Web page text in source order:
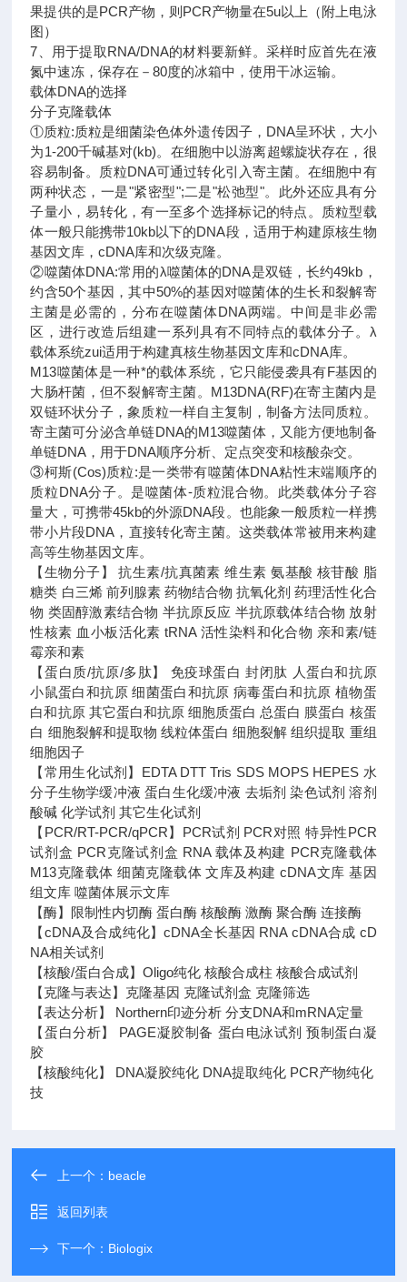
果提供的是PCR产物，则PCR产物量在5u以上（附上电泳
图）
7、用于提取RNA/DNA的材料要新鲜。采样时应首先在液
氮中速冻，保存在－80度的冰箱中，使用干冰运输。
载体DNA的选择
分子克隆载体
①质粒:质粒是细菌染色体外遗传因子，DNA呈环状，大小
为1-200千碱基对(kb)。在细胞中以游离超螺旋状存在，很
容易制备。质粒DNA可通过转化引入寄主菌。在细胞中有
两种状态，一是"紧密型";二是"松弛型"。此外还应具有分
子量小，易转化，有一至多个选择标记的特点。质粒型载
体一般只能携带10kb以下的DNA段，适用于构建原核生物
基因文库，cDNA库和次级克隆。
②噬菌体DNA:常用的λ噬菌体的DNA是双链，长约49kb，
约含50个基因，其中50%的基因对噬菌体的生长和裂解寄
主菌是必需的，分布在噬菌体DNA两端。中间是非必需
区，进行改造后组建一系列具有不同特点的载体分子。λ
载体系统zui适用于构建真核生物基因文库和cDNA库。
M13噬菌体是一种*的载体系统，它只能侵袭具有F基因的
大肠杆菌，但不裂解寄主菌。M13DNA(RF)在寄主菌内是
双链环状分子，象质粒一样自主复制，制备方法同质粒。
寄主菌可分泌含单链DNA的M13噬菌体，又能方便地制备
单链DNA，用于DNA顺序分析、定点突变和核酸杂交。
③柯斯(Cos)质粒:是一类带有噬菌体DNA粘性末端顺序的
质粒DNA分子。是噬菌体-质粒混合物。此类载体分子容
量大，可携带45kb的外源DNA段。也能象一般质粒一样携
带小片段DNA，直接转化寄主菌。这类载体常被用来构建
高等生物基因文库。
【生物分子】 抗生素/抗真菌素 维生素 氨基酸 核苷酸 脂
糖类 白三烯 前列腺素 药物结合物 抗氧化剂 药理活性化合
物 类固醇激素结合物 半抗原反应 半抗原载体结合物 放射
性核素 血小板活化素 tRNA 活性染料和化合物 亲和素/链
霉亲和素
【蛋白质/抗原/多肽】 免疫球蛋白 封闭肽 人蛋白和抗原
小鼠蛋白和抗原 细菌蛋白和抗原 病毒蛋白和抗原 植物蛋
白和抗原 其它蛋白和抗原 细胞质蛋白 总蛋白 膜蛋白 核蛋
白 细胞裂解和提取物 线粒体蛋白 细胞裂解 组织提取 重组
细胞因子
【常用生化试剂】EDTA DTT Tris SDS MOPS HEPES 水
分子生物学缓冲液 蛋白生化缓冲液 去垢剂 染色试剂 溶剂
酸碱 化学试剂 其它生化试剂
【PCR/RT-PCR/qPCR】PCR试剂 PCR对照 特异性PCR
试剂盒 PCR克隆试剂盒 RNA 载体及构建 PCR克隆载体
M13克隆载体 细菌克隆载体 文库及构建 cDNA文库 基因
组文库 噬菌体展示文库
【酶】限制性内切酶 蛋白酶 核酸酶 激酶 聚合酶 连接酶
【cDNA及合成纯化】cDNA全长基因 RNA cDNA合成 cD
NA相关试剂
【核酸/蛋白合成】Oligo纯化 核酸合成柱 核酸合成试剂
【克隆与表达】克隆基因 克隆试剂盒 克隆筛选
【表达分析】 Northern印迹分析 分支DNA和mRNA定量
【蛋白分析】 PAGE凝胶制备 蛋白电泳试剂 预制蛋白凝
胶
【核酸纯化】 DNA凝胶纯化 DNA提取纯化 PCR产物纯化
技
上一个： beacle
返回列表
下一个： Biologix